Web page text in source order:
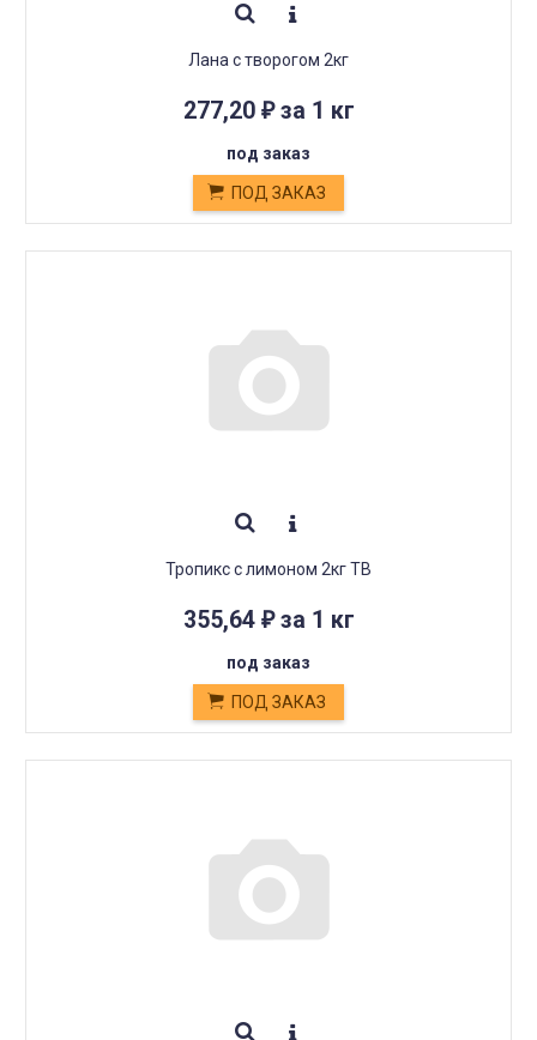
Лана с творогом 2кг
277,20 ₽за 1 кг
под заказ
ПОД ЗАКАЗ
Тропикс с лимоном 2кг ТВ
355,64 ₽за 1 кг
под заказ
ПОД ЗАКАЗ